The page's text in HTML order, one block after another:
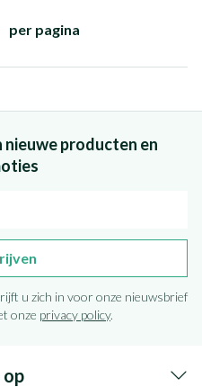
per pagina
producten en
u zich in voor onze nieuwsbrief
onze privacy policy.